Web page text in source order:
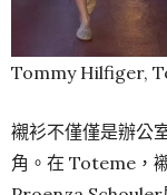
Tommy Hilfiger,
襯衫不僅僅是辦公
角。在 Toteme，